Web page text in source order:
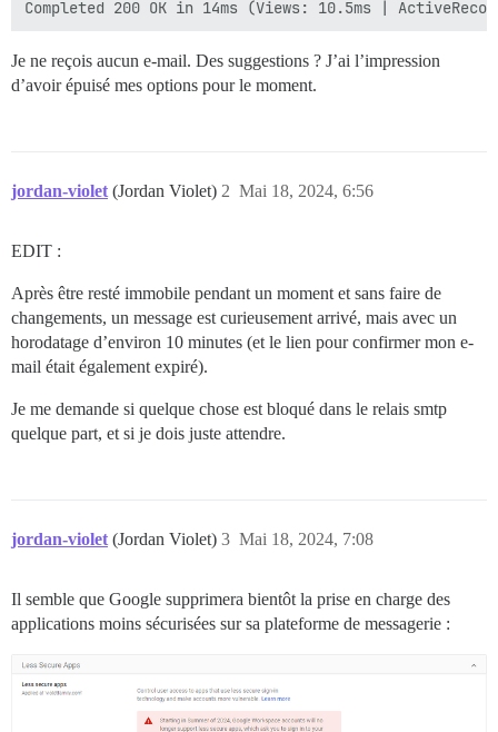
Je ne reçois aucun e-mail. Des suggestions ? J’ai l’impression
d’avoir épuisé mes options pour le moment.
jordan-violet (Jordan Violet) Mai 18, 2024, 6:56
2
EDIT :
Après être resté immobile pendant un moment et sans faire de
changements, un message est curieusement arrivé, mais avec un
horodatage d’environ 10 minutes (et le lien pour confirmer mon e-
mail était également expiré).
Je me demande si quelque chose est bloqué dans le relais smtp
quelque part, et si je dois juste attendre.
jordan-violet (Jordan Violet) Mai 18, 2024, 7:08
3
Il semble que Google supprimera bientôt la prise en charge des
applications moins sécurisées sur sa plateforme de messagerie :